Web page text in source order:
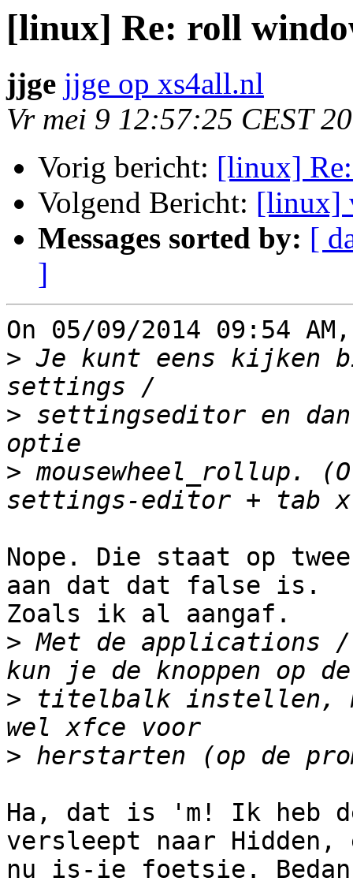
[linux] Re: roll
jjge jjge op xs4all.nl
Vr mei 9 12:57:25 CEST
Vorig bericht: [linux]
Volgend Bericht: [linux]
Messages sorted by: [
]
On 05/09/2014 09:54
> Je kunt eens kijken
> settingseditor en
> mousewheel_rollup.
Nope. Die staat op
aan dat dat false is.
Zoals ik al aangaf.
> Met de applications /
> titelbalk instellen,
>
Ha, dat is 'm! Ik heb
versleept naar
nu is-ie foetsie.